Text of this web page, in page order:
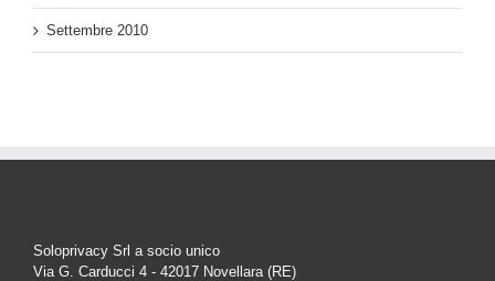
Settembre 2010
Soloprivacy Srl a socio unico
Via G. Carducci 4 - 42017 Novellara (RE)